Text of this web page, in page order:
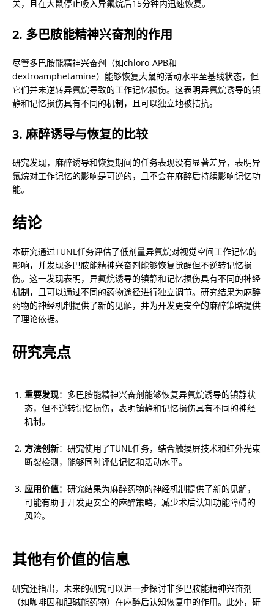
关，且在大鼠停止吸入异氟烷后15分钟内迅速恢复。
2. 多巴胺能精神兴奋剂的作用
尽管多巴胺能精神兴奋剂（如chloro-APB和
dextroamphetamine）能够恢复大鼠的活动水平至基线状态，但
它们并未逆转异氟烷导致的工作记忆损伤。这表明异氟烷诱导的镇
静和记忆损伤具有不同的机制，且可以独立地被拮抗。
3. 麻醉诱导与恢复的比较
研究发现，麻醉诱导和恢复期间的任务表现没有显著差异，表明异
氟烷对工作记忆的影响是可逆的，且不会在麻醉后持续影响记忆功
能。
结论
本研究通过TUNL任务评估了低剂量异氟烷对视觉空间工作记忆的
影响，并发现多巴胺能精神兴奋剂能够恢复觉醒但不逆转记忆损
伤。这一发现表明，异氟烷诱导的镇静和记忆损伤具有不同的神经
机制，且可以通过不同的药物途径进行独立调节。研究结果为麻醉
药物的神经机制提供了新的见解，并为开发更安全的麻醉策略提供
了理论依据。
研究亮点
重要发现：多巴胺能精神兴奋剂能够恢复异氟烷诱导的镇静状
态，但不逆转记忆损伤，表明镇静和记忆损伤具有不同的神经
机制。
方法创新：研究使用了TUNL任务，结合触摸屏技术和红外光束
断裂检测，能够同时评估记忆和活动水平。
应用价值：研究结果为麻醉药物的神经机制提供了新的见解，
可能有助于开发更安全的麻醉策略，减少术后认知功能障碍的
风险。
其他有价值的信息
研究还指出，未来的研究可以进一步探讨非多巴胺能精神兴奋剂
（如咖啡因和胆碱能药物）在麻醉后认知恢复中的作用。此外，研